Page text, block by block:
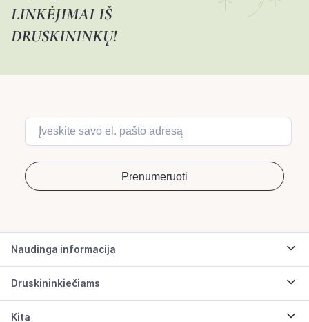
LINKĖJIMAI IŠ
DRUSKININKŲ!
Naudinga informacija
Druskininkiečiams
Kita